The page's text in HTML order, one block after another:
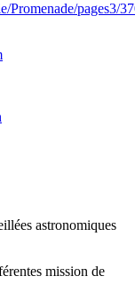
Promenade/pages3/
astronomiques
mission de